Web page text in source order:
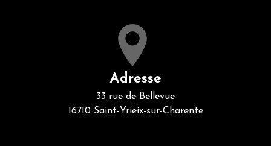
Adresse
33 rue de Bellevue
16710 Saint-Yrieix-sur-Charente